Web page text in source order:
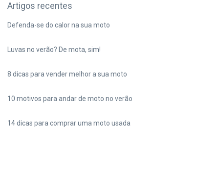
Artigos recentes
Defenda-se do calor na sua moto
Luvas no verão? De mota, sim!
8 dicas para vender melhor a sua moto
10 motivos para andar de moto no verão
14 dicas para comprar uma moto usada